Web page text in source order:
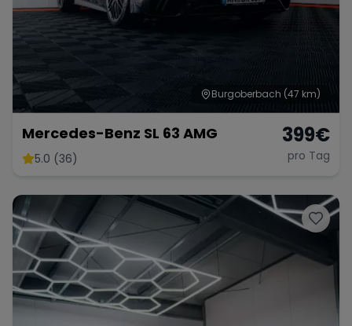
Burgoberbach (47 km)
Mercedes-Benz SL 63 AMG
5.0 (36)
399€
pro Tag